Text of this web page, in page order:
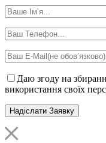
Даю згоду на
використання своїх